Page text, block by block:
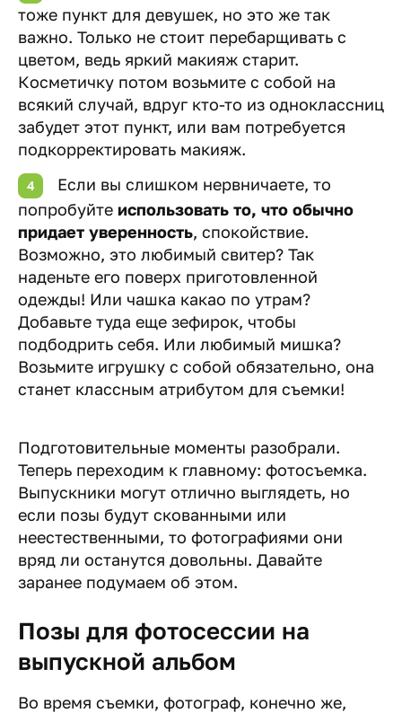
тоже пункт для девушек, но это же так
важно. Только не стоит перебарщивать с
цветом, ведь яркий макияж старит.
Косметичку потом возьмите с собой на
всякий случай, вдруг кто-то из одноклассниц
забудет этот пункт, или вам потребуется
подкорректировать макияж.
Если вы слишком нервничаете, то
попробуйте использовать то, что обычно
придает уверенность, спокойствие.
Возможно, это любимый свитер? Так
наденьте его поверх приготовленной
одежды! Или чашка какао по утрам?
Добавьте туда еще зефирок, чтобы
подбодрить себя. Или любимый мишка?
Возьмите игрушку с собой обязательно, она
станет классным атрибутом для съемки!
Подготовительные моменты разобрали.
Теперь переходим к главному: фотосъемка.
Выпускники могут отлично выглядеть, но
если позы будут скованными или
неестественными, то фотографиями они
вряд ли останутся довольны. Давайте
заранее подумаем об этом.
Позы для фотосессии на
выпускной альбом
Во время съемки, фотограф, конечно же,